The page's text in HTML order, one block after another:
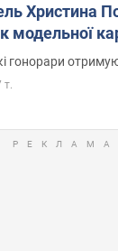
Христина
модельної
гонорари
т.